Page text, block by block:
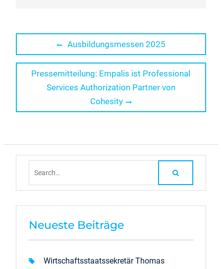
Beitragsnavigation
Previous
post:
Ausbildungsmessen 2025
Next
post:
Pressemitteilung: Empalis ist Professional
Services Authorization Partner von
Cohesity
Neueste Beiträge
Wirtschaftsstaatssekretär Thomas